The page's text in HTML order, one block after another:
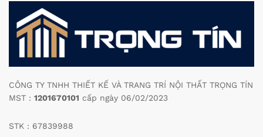
CÔNG TY TNHH THIẾT KẾ VÀ TRANG TRÍ NỘI THẤT TRỌNG TÍN
MST : 1201670101 cấp ngày 06/02/2023
STK : 67839988